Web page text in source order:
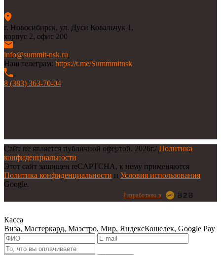
г. Новосибирск, ул. Дуси Ковальчук 1,
корпус 2, офис 200
info@summit-nsk.ru
Наш телеграм: https://t.me/Summmitnsk
8 (383) 363-70-04
Сайт не является публичной офертой. 2026г./ Политика
конфиденциальности
Этот сайт защищен reCAPTCHA, к нему применяются
Политика конфиденциальности и Условия использования
Google.
Разработано в
Касса
Виза, Мастеркард, Маэстро, Мир, ЯндексКошелек, Google Pay